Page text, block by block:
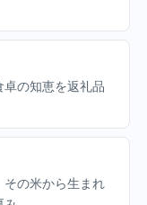
の知恵を返礼品
の米から生まれ